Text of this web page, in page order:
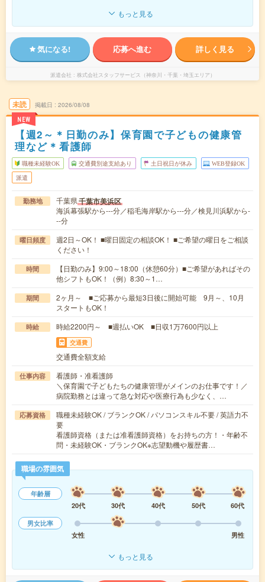
もっと見る
気になる! 応募へ進む 詳しく見る
派遣会社 株式会社スタッフサービス（神奈川・千葉・埼玉エリア）
未読
NEW
掲載日 2026/08/08
【週2～＊日勤のみ】保育園で子どもの健康管
理など＊看護師
職種未経験OK 交通費別途支給あり 土日祝日が休み WEB登録OK
派遣
勤務地 千葉県千葉市美浜区
海浜幕張駅から---分／稲毛海岸駅から---分／検見川浜駅から-
--分
曜日頻度
週2日～OK！ ■曜日固定の相談OK！ ■ご希望の曜日をご相談
ください！
時間
【日勤のみ】9:00～18:00（休憩60分）■ご希望があればその
他シフトもOK！（例）8:30～1…
期間
2ヶ月～ ■ご応募から最短3日後に開始可能 9月～、10月
スタートもOK！
時給 時給2200円～ ■週払いOK ■日収1万7600円以上
交通費
交通費全額支給
仕事内容
看護師・准看護師
＼保育園で子どもたちの健康管理がメインのお仕事です！／
病院勤務とは違って急な対応や医療行為も少なく、…
応募資格
職種未経験OK / ブランクOK / パソコンスキル不要 / 英語力不
要
看護師資格（または准看護師資格）をお持ちの方！・年齢不
問・未経験OK・ブランクOK※志望動機や履歴書…
職場の雰囲気
年齢層
20代
30代 40代 50代
60代
男女比率
女性
男性
もっと見る